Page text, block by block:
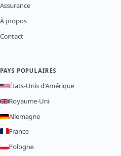
Assurance
À propos
Contact
PAYS POPULAIRES
États-Unis d'Amérique
Royaume-Uni
Allemagne
France
Pologne